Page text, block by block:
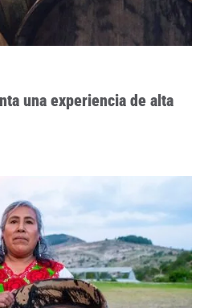
una experiencia de alta